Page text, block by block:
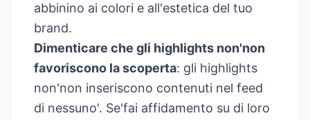
abbinino ai colori e all'estetica del tuo
brand.
Dimenticare che gli highlights non'non
favoriscono la scoperta: gli highlights
non'non inseriscono contenuti nel feed
di nessuno'. Se'fai affidamento su di loro